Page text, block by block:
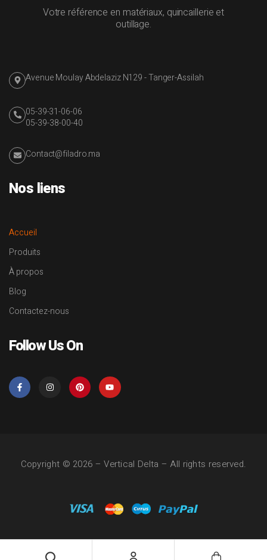
Votre référence en matériaux, quincaillerie et
outillage.
Avenue Moulay Abdelaziz N129 - Tanger-Assilah
05-39-31-06-06
05-39-38-00-40
Contact@filadro.ma
Nos liens
Accueil
Produits
À propos
Blog
Contactez-nous
Follow Us On
Copyright © 2026 –Vertical Delta – All rights reserved.